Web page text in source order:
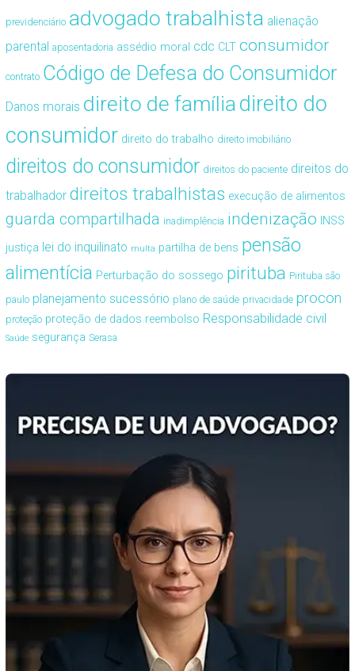
previdenciário advogado trabalhista alienação
parental aposentadoria assédio moral cdc CLT consumidor
contrato Código de Defesa do Consumidor
Danos morais direito de famíliadireito do
consumidor direito do trabalho direito imobiliário
direitos do consumidor direitos do paciente direitos do
trabalhador direitos trabalhistas execução de alimentos
guarda compartilhada inadimplência indenização INSS
justiça lei do inquilinato multa partilha de bens pensão
alimentícia Perturbação do sossego pirituba Pirituba são
paulo planejamento sucessório plano de saúde privacidade procon
proteção proteção de dados reembolso Responsabilidade civil
Saúde segurança Serasa